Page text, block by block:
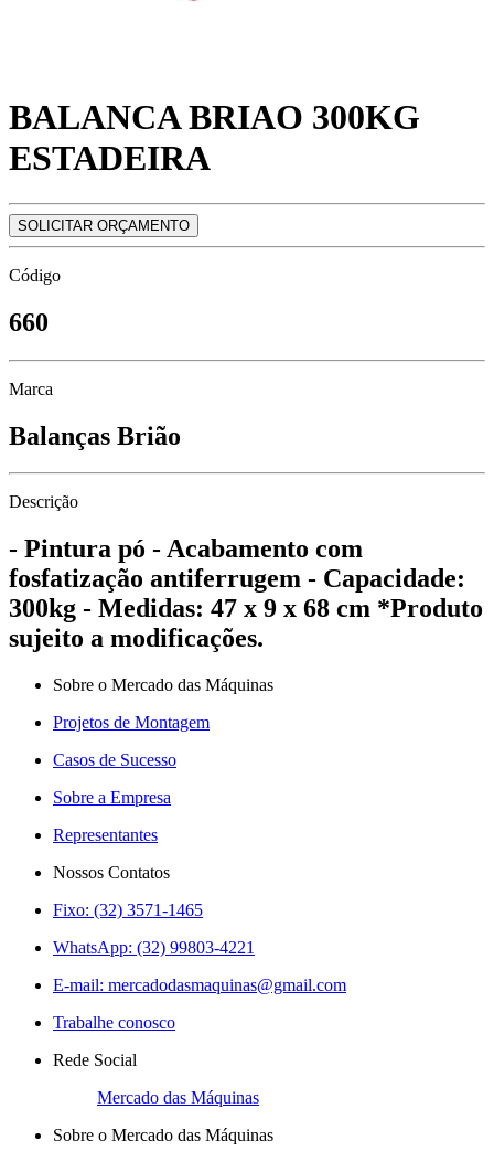
BALANCA BRIAO 300KG
ESTADEIRA
SOLICITAR ORÇAMENTO
Código
660
Marca
Balanças Brião
Descrição
- Pintura pó - Acabamento com
fosfatização antiferrugem - Capacidade:
300kg - Medidas: 47 x 9 x 68 cm *Produto
sujeito a modificações.
Sobre o Mercado das Máquinas
Projetos de Montagem
Casos de Sucesso
Sobre a Empresa
Representantes
Nossos Contatos
Fixo: (32) 3571-1465
WhatsApp: (32) 99803-4221
E-mail: mercadodasmaquinas@gmail.com
Trabalhe conosco
Rede Social
Mercado das Máquinas
Sobre o Mercado das Máquinas